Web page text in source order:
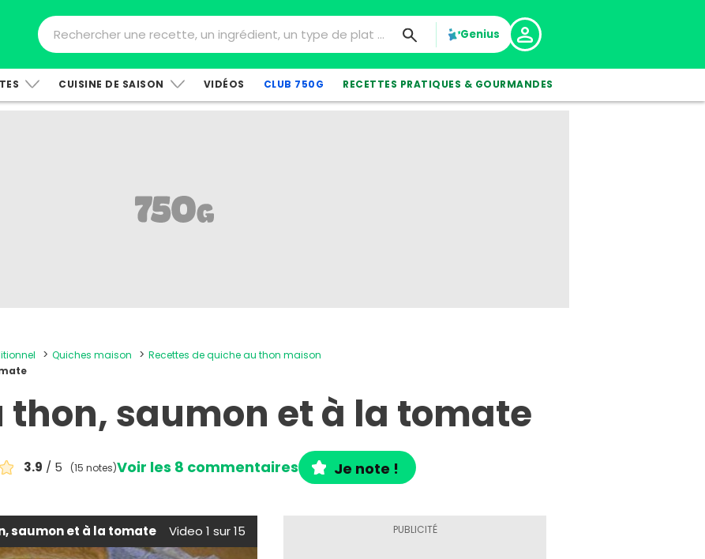
Genius
CUISINE DE SAISON VIDÉOS CLUB 750G RECETTES PRATIQUES & GOURMANDES
Quiches maison
Recettes de quiche au thon maison
thon, saumon et à la tomate
3.9 / 5 (15 notes)Voir les 8 commentaires Je note !
saumon et à la tomate Video 1 sur 15